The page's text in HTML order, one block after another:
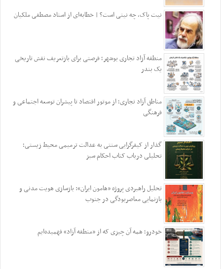
نیت پاک، چه نیتی است؟ | خطابه‌ای از استاد مصطفی ملکیان
منطقه آزاد تجاری بوشهر؛ فرصتی برای بازتعریف نقش تاریخی
یک بندر
مناطق آزاد تجاری؛ از موتور اقتصاد تا پیشران توسعه اجتماعی و
فرهنگی
گذار از کیفرگرایی سنتی به عدالت ترمیمی محیط‌ زیستی؛
تحلیلی درباب کتاب احکام سبز
تحلیل راهبردی پروژه «هامون ایران»: بازسازی هویت مدنی و
بازنمایی معاصربودگی در جنوب
خودرو؛ همه آن چیزی که از «منطقه آزاد» فهمیده‌ایم